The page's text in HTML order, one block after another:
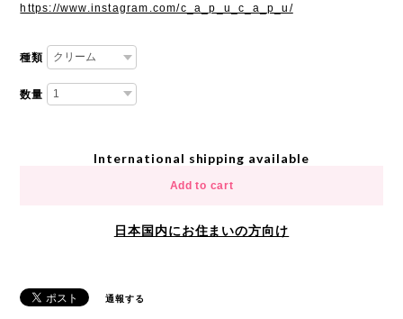
https://www.instagram.com/c_a_p_u_c_a_p_u/
種類
数量
International shipping available
Add to cart
日本国内にお住まいの方向け
通報する